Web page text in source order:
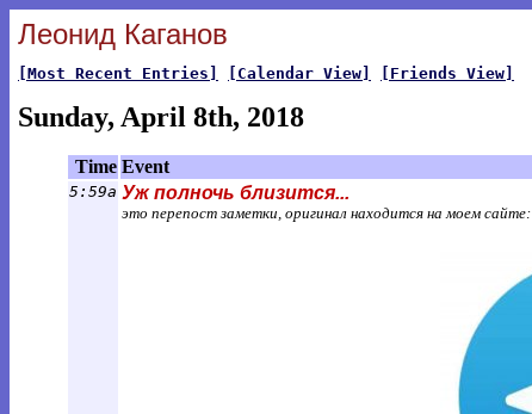
Леонид Каганов
[Most Recent Entries] [Calendar View] [Friends View]
Sunday, April 8th, 2018
Time Event
5:59a Уж полночь близится...
это перепост заметки, оригинал находится на моем сайте: